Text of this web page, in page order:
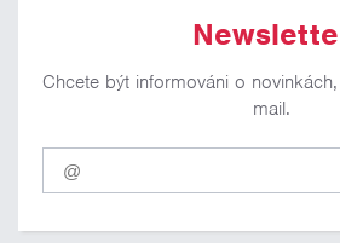
Chcete být informováni o
mail.
Pro
odběr
našich